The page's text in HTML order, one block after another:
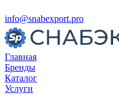
info@snabexport.pro
Главная
Бренды
Каталог
Услуги